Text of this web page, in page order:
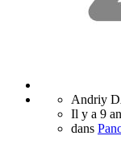
Andriy
Il y a 9
dans